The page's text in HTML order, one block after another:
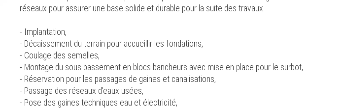
réseaux pour assurer une base solide et durable pour la suite des travaux.
- Implantation,
- Décaissement du terrain pour accueillir les fondations,
- Coulage des semelles,
- Montage du sous bassement en blocs bancheurs avec mise en place pour le surbot,
- Réservation pour les passages de gaines et canalisations,
- Passage des réseaux d'eaux usées,
- Pose des gaines techniques eau et électricité,